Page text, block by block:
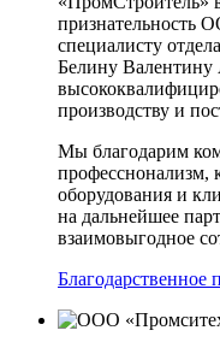
специалисту
Белину Валентину
производству и
Мы благодарим
професснонализм,
оборудования и
на дальнейшее
взаимовыгодное
Благодарственное